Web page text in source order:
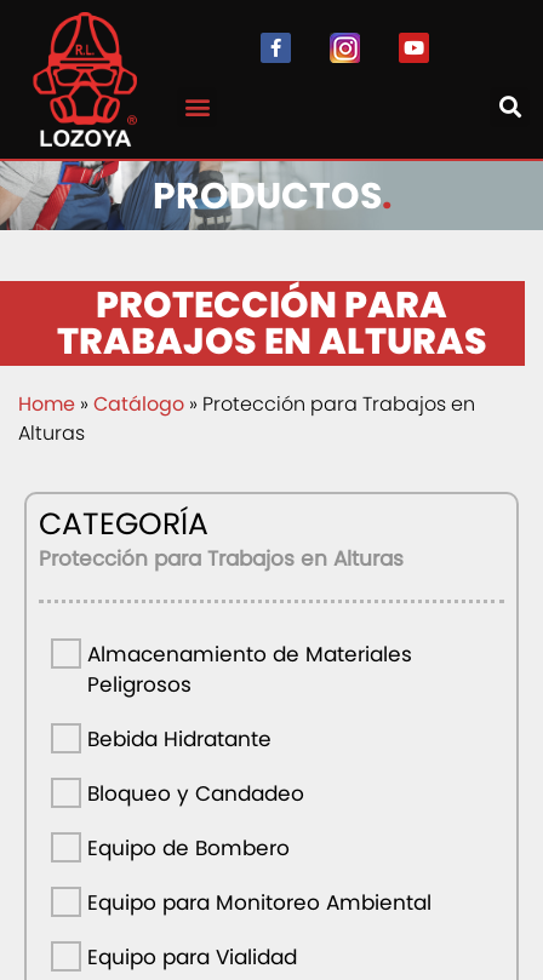
PRODUCTOS.
PROTECCIÓN PARA
TRABAJOS EN ALTURAS
Home » Catálogo » Protección para Trabajos en
Alturas
CATEGORÍA
Protección para Trabajos en Alturas
Almacenamiento de Materiales
Peligrosos
Bebida Hidratante
Bloqueo y Candadeo
Equipo de Bombero
Equipo para Monitoreo Ambiental
Equipo para Vialidad